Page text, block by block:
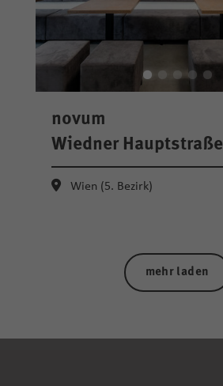
novum
Wiedner Hauptstraße
Wien (5. Bezirk)
mehr laden